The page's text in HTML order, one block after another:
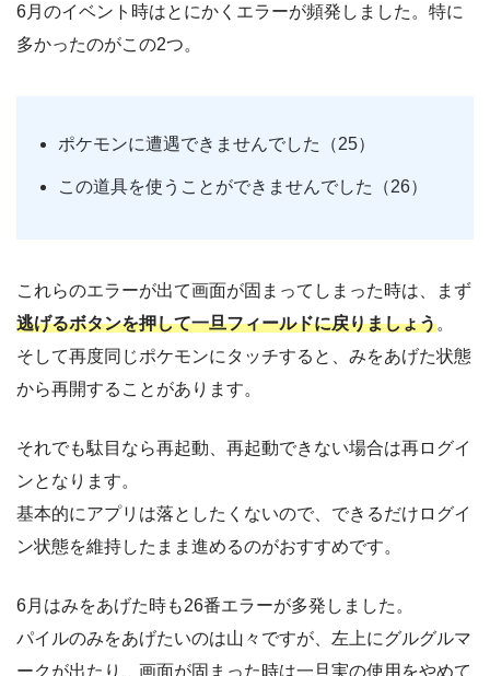
6月のイベント時はとにかくエラーが頻発しました。特に
多かったのがこの2つ。
ポケモンに遭遇できませんでした（25）
この道具を使うことができませんでした（26）
これらのエラーが出て画面が固まってしまった時は、まず
逃げるボタンを押して一旦フィールドに戻りましょう。
そして再度同じポケモンにタッチすると、みをあげた状態
から再開することがあります。
それでも駄目なら再起動、再起動できない場合は再ログイ
ンとなります。
基本的にアプリは落としたくないので、できるだけログイ
ン状態を維持したまま進めるのがおすすめです。
6月はみをあげた時も26番エラーが多発しました。
パイルのみをあげたいのは山々ですが、左上にグルグルマ
ークが出たり、画面が固まった時は一旦実の使用をやめて